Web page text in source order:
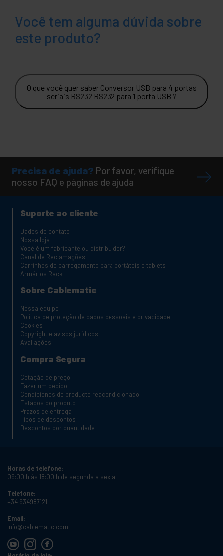
Você tem alguma dúvida sobre
este produto?
O que você quer saber Conversor USB para 4 portas
seriais RS232 RS232 para 1 porta USB ?
Precisa de ajuda? Por favor, verifique
nosso FAQ e páginas de ajuda
Suporte ao cliente
Dados de contato
Nossa loja
Você é um fabricante ou distribuidor?
Canal de Reclamações
Carrinhos de carregamento para portáteis e tablets
Armários Rack
Sobre Cablematic
Nossa equipe
Política de proteção de dados pessoais e privacidade
Cookies
Copyright e avisos jurídicos
Avaliações
Compra Segura
Cotação de preço
Fazer um pedido
Condiciones de producto reacondicionado
Estados do produto
Prazos de entrega
Tipos de descontos
Descontos por quantidade
Horas de telefone:
09:00 h às 18:00 h de segunda a sexta
Telefone:
+34 934987121
Email:
info@cablematic.com